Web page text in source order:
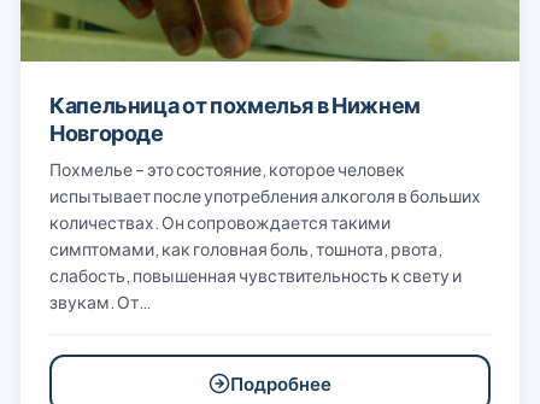
Капельница от похмелья в Нижнем
Новгороде
Похмелье – это состояние, которое человек
испытывает после употребления алкоголя в больших
количествах. Он сопровождается такими
симптомами, как головная боль, тошнота, рвота,
слабость, повышенная чувствительность к свету и
звукам. От…
Подробнее